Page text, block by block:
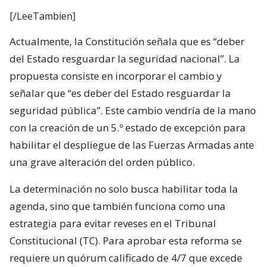
[/LeeTambien]
Actualmente, la Constitución señala que es “deber
del Estado resguardar la seguridad nacional”. La
propuesta consiste en incorporar el cambio y
señalar que “es deber del Estado resguardar la
seguridad pública”. Este cambio vendría de la mano
con la creación de un 5.º estado de excepción para
habilitar el despliegue de las Fuerzas Armadas ante
una grave alteración del orden público.
La determinación no solo busca habilitar toda la
agenda, sino que también funciona como una
estrategia para evitar reveses en el Tribunal
Constitucional (TC). Para aprobar esta reforma se
requiere un quórum calificado de 4/7 que excede